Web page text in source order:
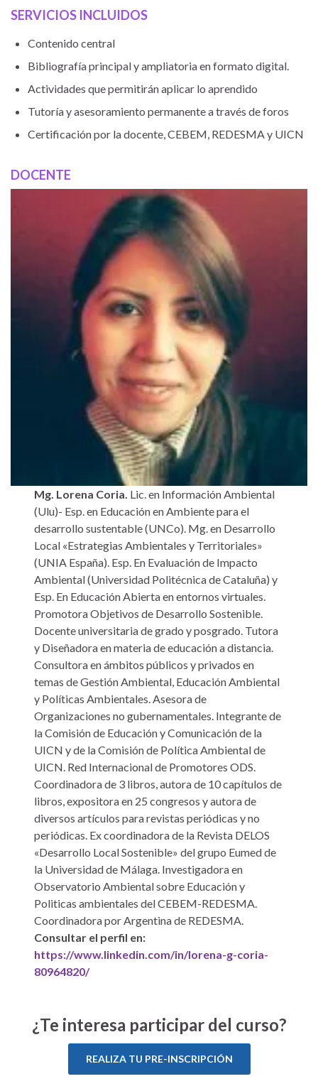
SERVICIOS INCLUIDOS
Contenido central
Bibliografía principal y ampliatoria en formato digital.
Actividades que permitirán aplicar lo aprendido
Tutoría y asesoramiento permanente a través de foros
Certificación por la docente, CEBEM, REDESMA y UICN
DOCENTE
Mg. Lorena Coria. Lic. en Información Ambiental
(Ulu)- Esp. en Educación en Ambiente para el
desarrollo sustentable (UNCo). Mg. en Desarrollo
Local «Estrategias Ambientales y Territoriales»
(UNIA España). Esp. En Evaluación de Impacto
Ambiental (Universidad Politécnica de Cataluña) y
Esp. En Educación Abierta en entornos virtuales.
Promotora Objetivos de Desarrollo Sostenible.
Docente universitaria de grado y posgrado. Tutora
y Diseñadora en materia de educación a distancia.
Consultora en ámbitos públicos y privados en
temas de Gestión Ambiental, Educación Ambiental
y Políticas Ambientales. Asesora de
Organizaciones no gubernamentales. Integrante de
la Comisión de Educación y Comunicación de la
UICN y de la Comisión de Política Ambiental de
UICN. Red Internacional de Promotores ODS.
Coordinadora de 3 libros, autora de 10 capítulos de
libros, expositora en 25 congresos y autora de
diversos artículos para revistas periódicas y no
periódicas. Ex coordinadora de la Revista DELOS
«Desarrollo Local Sostenible» del grupo Eumed de
la Universidad de Málaga. Investigadora en
Observatorio Ambiental sobre Educación y
Politicas ambientales del CEBEM-REDESMA.
Coordinadora por Argentina de REDESMA.
Consultar el perfil en:
https://www.linkedin.com/in/lorena-g-coria-
80964820/
¿Te interesa participar del curso?
REALIZA TU PRE-INSCRIPCIÓN